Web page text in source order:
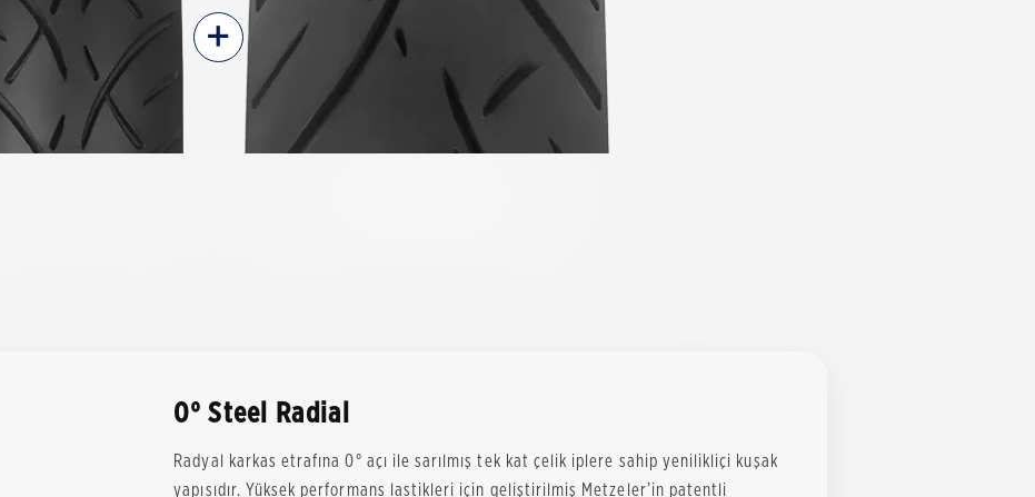
+
0° Steel Radial
Radyal karkas etrafına 0° açı ile sarılmış tek kat çelik iplere sahip yenilikliçi kuşak
yapısıdır. Yüksek performans lastikleri için geliştirilmiş Metzeler’in patentli